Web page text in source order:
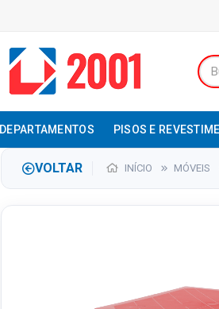
DEPARTAMENTOS PISOS E
VOLTAR INÍCIO MÓVEIS